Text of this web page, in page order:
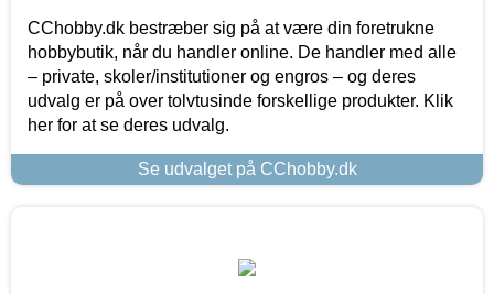
CChobby.dk bestræber sig på at være din foretrukne
hobbybutik, når du handler online. De handler med alle
– private, skoler/institutioner og engros – og deres
udvalg er på over tolvtusinde forskellige produkter. Klik
her for at se deres udvalg.
Se udvalget på CChobby.dk